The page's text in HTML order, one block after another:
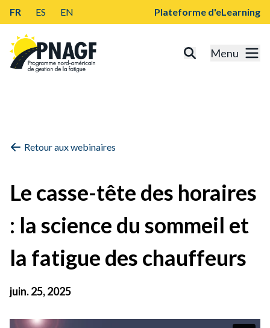
FR ES EN Plateforme d'eLearning
Menu
Retour aux webinaires
Le casse-tête des horaires
: la science du sommeil et
la fatigue des chauffeurs
juin. 25, 2025